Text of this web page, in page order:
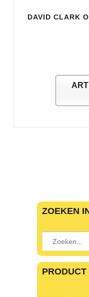
DAVID CLARK
ZOEKEN